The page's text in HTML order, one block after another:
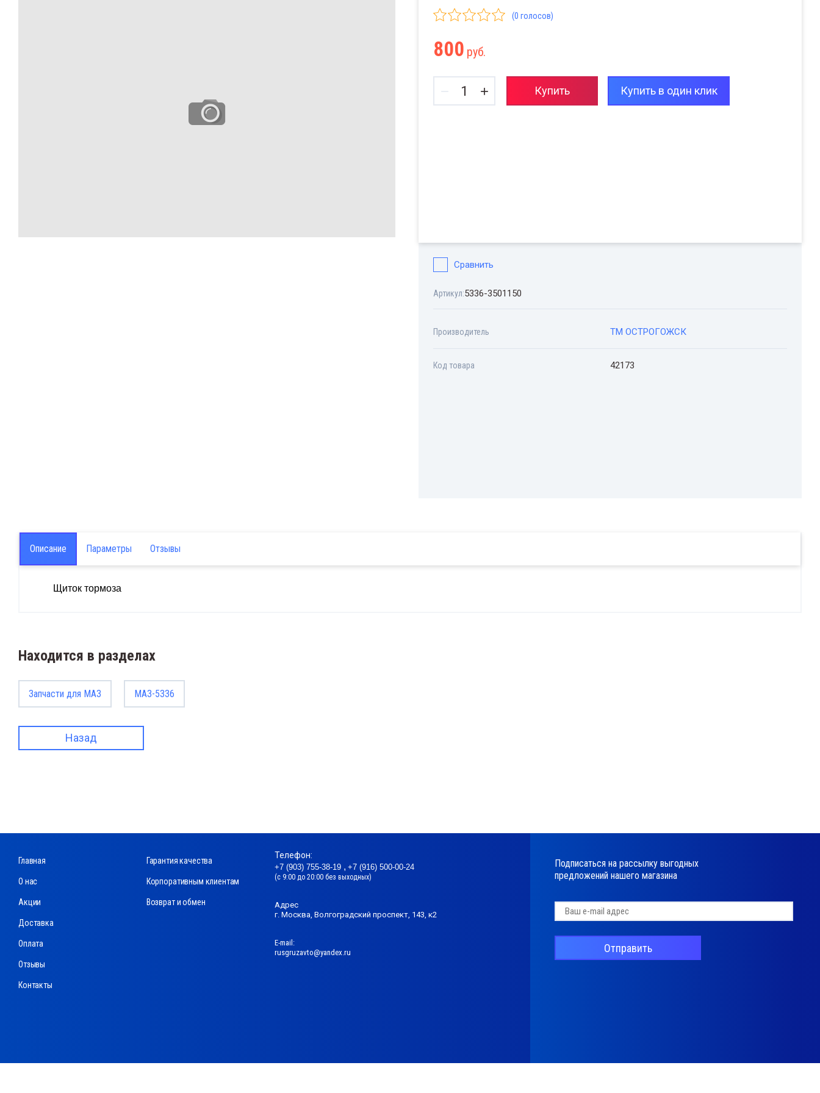
(0 голосов)
800 руб.
− + Купить Купить в один клик
Сравнить
Артикул:5336-3501150
Производитель ТМ ОСТРОГОЖСК
Код товара 42173
Описание Параметры Отзывы
Щиток тормоза
Находится в разделах
Запчасти для МАЗ МАЗ-5336
Назад
Главная
О нас
Акции
Доставка
Оплата
Отзывы
Контакты
Гарантия качества
Корпоративным клиентам
Возврат и обмен
Телефон:
+7 (903) 755-38-19 +7 (916) 500-00-24
(с 9:00 до 20:00 без выходных)
Адрес
г. Москва, Волгоградский проспект, 143, к2
Е-mail:
rusgruzavto@yandex.ru
Подписаться на рассылку выгодных
предложений нашего магазина
Отправить